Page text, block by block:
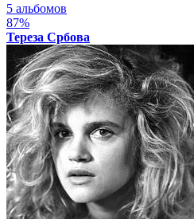
5 альбомов
87%
Тереза Србова